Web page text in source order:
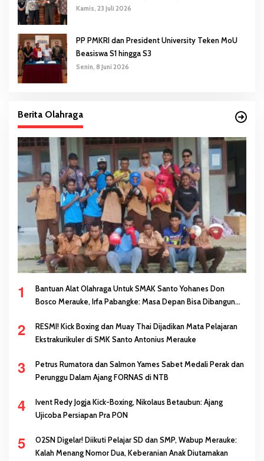
Kamis, 23 Juli 2026
PP PMKRI dan President University Teken MoU
Beasiswa S1 hingga S3
Senin, 8 Juni 2026
Berita Olahraga
1
Bantuan Alat Olahraga Untuk SMAK Santo Yohanes Don
Bosco Merauke, Irfa Pabangke: Masa Depan Bisa Dibangun
2
RESMI! Kick Boxing dan Muay Thai Dijadikan Mata Pelajaran
Ekstrakurikuler di SMK Santo Antonius Merauke
3
Petrus Rumatora dan Salmon Yames Sabet Medali Perak dan
Perunggu Dalam Ajang FORNAS di NTB
4
Ivent Redy Jogja Kick-Boxing, Nikolaus Betaubun: Ajang
Ujicoba Persiapan Pra PON
5
O2SN Digelar! Diikuti Pelajar SD dan SMP, Wabup Merauke:
Kalah Menang Nomor Dua, Keberanian Anak Diutamakan